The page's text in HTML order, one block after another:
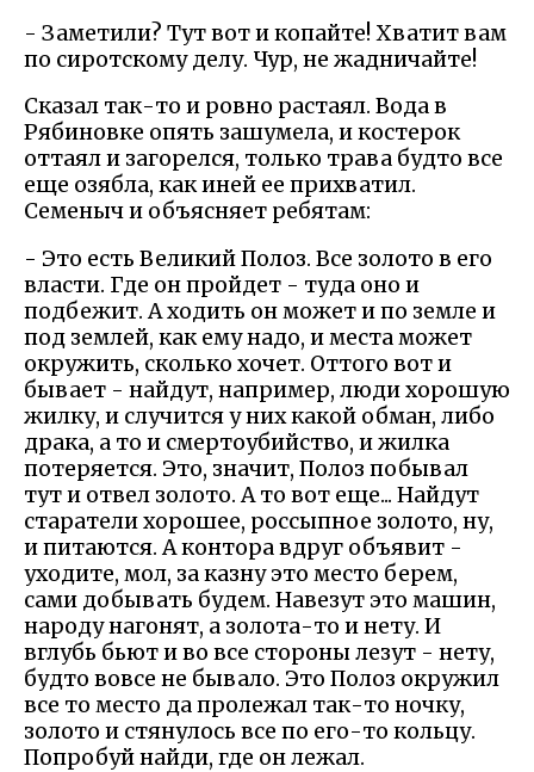
- Заметили? Тут вот и копайте! Хватит вам
по сиротскому делу. Чур, не жадничайте!
Сказал так-то и ровно растаял. Вода в
Рябиновке опять зашумела, и костерок
оттаял и загорелся, только трава будто все
еще озябла, как иней ее прихватил.
Семеныч и объясняет ребятам:
- Это есть Великий Полоз. Все золото в его
власти. Где он пройдет - туда оно и
подбежит. А ходить он может и по земле и
под землей, как ему надо, и места может
окружить, сколько хочет. Оттого вот и
бывает - найдут, например, люди хорошую
жилку, и случится у них какой обман, либо
драка, а то и смертоубийство, и жилка
потеряется. Это, значит, Полоз побывал
тут и отвел золото. А то вот еще... Найдут
старатели хорошее, россыпное золото, ну,
и питаются. А контора вдруг объявит -
уходите, мол, за казну это место берем,
сами добывать будем. Навезут это машин,
народу нагонят, а золота-то и нету. И
вглубь бьют и во все стороны лезут - нету,
будто вовсе не бывало. Это Полоз окружил
все то место да пролежал так-то ночку,
золото и стянулось все по его-то кольцу.
Попробуй найди, где он лежал.